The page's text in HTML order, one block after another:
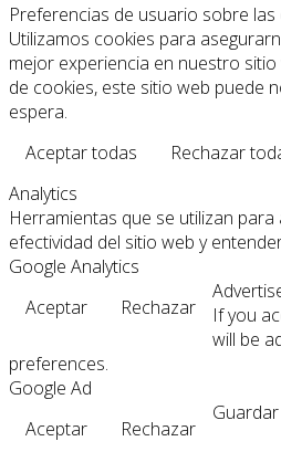
Preferencias de usuario sobre las
Utilizamos cookies para
mejor experiencia en nuestro
de cookies, este sitio web puede
espera.
Aceptar todas
Rechazar
Analytics
Herramientas que se utilizan
efectividad del sitio web y
Google Analytics
Aceptar
Rechazar
If you
will be
preferences.
Google Ad
Aceptar
Rechazar
Guardar